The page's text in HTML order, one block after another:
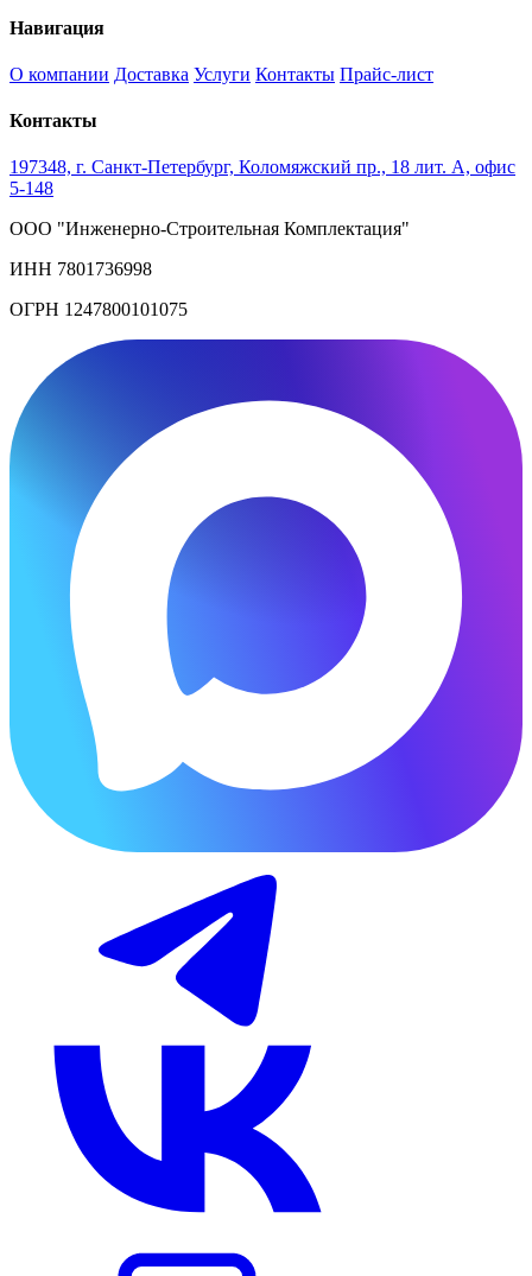
Навигация
О компании Доставка Услуги Контакты Прайс-лист
Контакты
197348, г. Санкт-Петербург, Коломяжский пр., 18 лит. А, офис
5-148
ООО "Инженерно-Строительная Комплектация"
ИНН 7801736998
ОГРН 1247800101075